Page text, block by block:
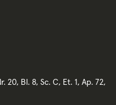
Bl. 8, Sc. C, Et. 1, Ap. 72,